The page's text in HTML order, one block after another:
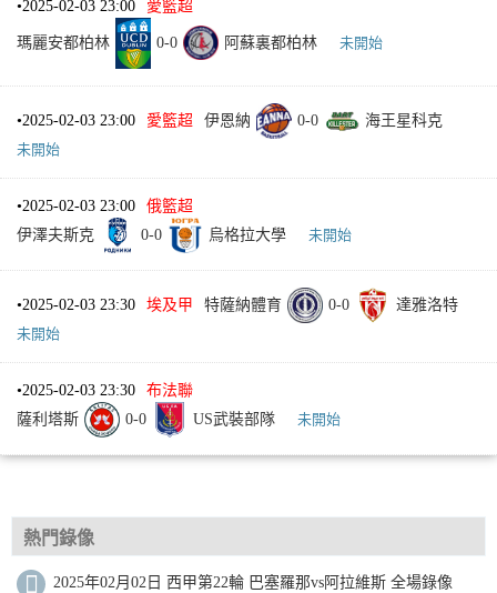
•2025-02-03 23:00 愛籃超
瑪麗安都柏林 0-0 阿蘇裏都柏林 未開始
•2025-02-03 23:00 愛籃超 伊恩納 0-0
海王星科克
未開始
•2025-02-03 23:00
俄籃超
伊澤夫斯克
0-0 烏格拉大學 未開始
•2025-02-03 23:30 埃及甲 特薩納體育 0-0
達雅洛特
未開始
•2025-02-03 23:30
布法聯
薩利塔斯
0-0 US武裝部隊 未開始
熱門錄像
2025年02月02日 西甲第22輪 巴塞羅那vs阿拉維斯 全場錄像